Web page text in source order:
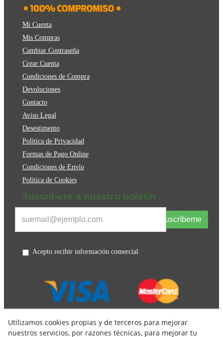
Mi Cuenta
Mis Compras
Cambiar Contraseña
Crear Cuenta
Condiciones de Compra
Devoluciones
Contacto
Aviso Legal
Desestimento
Política de Privacidad
Formas de Pago Online
Condiciones de Envío
Política de Cookies
Suscríbete a nuestro boletín
Suscríbeme
Acepto recibir información comercial
Utilizamos cookies propias y de terceros para mejorar
nuestros servicios, por razones técnicas, para mejorar tu